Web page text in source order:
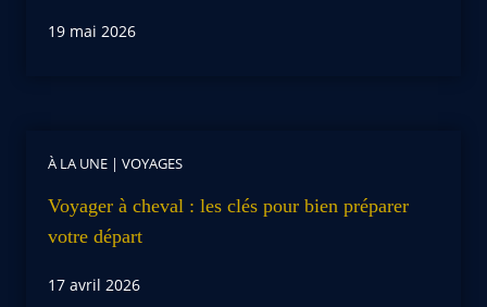
19 mai 2026
À LA UNE | VOYAGES
Voyager à cheval : les clés pour bien préparer
votre départ
17 avril 2026